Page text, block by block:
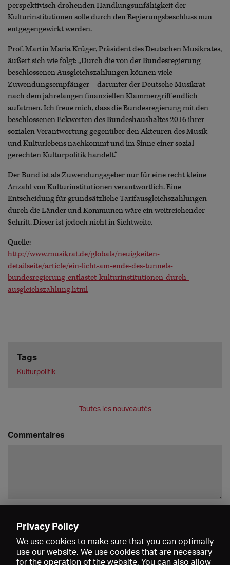
perspektivisch drohenden Handlungsunfähigkeit der
Kulturinstitutionen solle durch den Regierungsbeschluss nun
entgegengewirkt werden.
Prof. Martin Maria Krüger, Präsident des Deutschen Musikrates,
äußert sich wie folgt: „Durch die von der Bundesregierung
beschlossenen Ausgleichszahlungen können viele
Zuwendungsempfänger – darunter der Deutsche Musikrat –
nach dem jahrelangen finanziellen Klammergriff endlich
aufatmen. Ich freue mich, dass die Bundesregierung mit den
beschlossenen Eckwerten des Bundeshaushaltes 2016 ihrer
sozialen Verantwortung gegenüber den Akteuren des Musik-
und Kulturlebens nachkommt und im Sinne einer sozial
gerechten Kulturpolitik handelt.“
Der Bund ist als Zuwendungsgeber nur für eine recht kleine
Anzahl von Kulturinstitutionen verantwortlich. Eine
Entscheidung für grundsätzliche Tarifausgleichszahlungen
durch die Länder und Kommunen wäre ein weitreichender
Schritt. Dieser ist jedoch nicht in Sichtweite.
Quelle:
http://www.musikrat.de/globals/neuigkeiten-
detailseite/article/ein-licht-am-ende-des-tunnels-
bundesregierung-entlastet-kulturinstitutionen-durch-
ausgleichszahlung.html
Tags
Kulturpolitik
Toutes les nouveautés
Commentaires
Privacy Policy
We use cookies to make sure that you can optimally
use our website. We use cookies that are necessary
for the operation of the website. You can also allow